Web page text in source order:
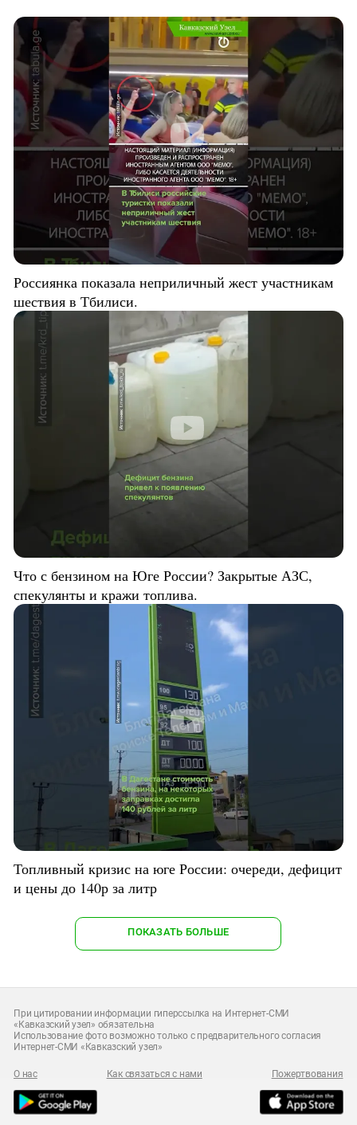
Россиянка показала неприличный жест участникам
шествия в Тбилиси.
Что с бензином на Юге России? Закрытые АЗС,
спекулянты и кражи топлива.
Топливный кризис на юге России: очереди, дефицит
и цены до 140р за литр
ПОКАЗАТЬ БОЛЬШЕ
При цитировании информации гиперссылка на Интернет-СМИ
«Кавказский узел» обязательна
Использование фото возможно только с предварительного согласия
Интернет-СМИ «Кавказский узел»
О нас Как связаться с нами Пожертвования